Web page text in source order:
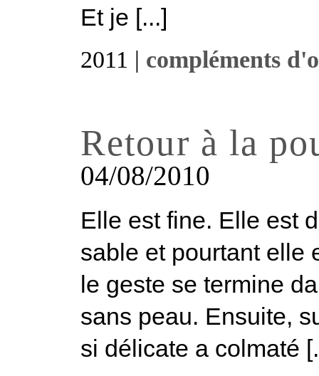
Et je [...]
2011 | compléments
Retour à la
04/08/2010
Elle est fine. Elle est
sable et pourtant elle
le geste se termine
sans peau. Ensuite,
si délicate a colmaté